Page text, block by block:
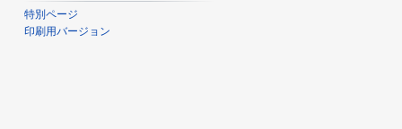
特別ページ
印刷用バージョン